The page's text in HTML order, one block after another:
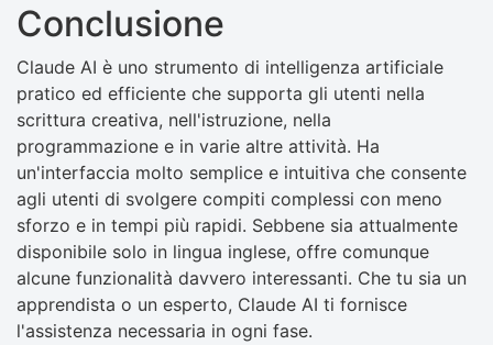
Conclusione
Claude AI è uno strumento di intelligenza artificiale
pratico ed efficiente che supporta gli utenti nella
scrittura creativa, nell'istruzione, nella
programmazione e in varie altre attività. Ha
un'interfaccia molto semplice e intuitiva che consente
agli utenti di svolgere compiti complessi con meno
sforzo e in tempi più rapidi. Sebbene sia attualmente
disponibile solo in lingua inglese, offre comunque
alcune funzionalità davvero interessanti. Che tu sia un
apprendista o un esperto, Claude AI ti fornisce
l'assistenza necessaria in ogni fase.